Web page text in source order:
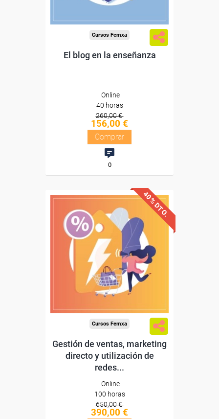
Cursos Femxa
El blog en la enseñanza
Online
40 horas
260,00 €
156,00 €
Comprar
0
40% DTO.
Descuentos especiales
Sin requisitos de acceso
Diploma
Compra segura
Cursos Femxa
Gestión de ventas, marketing
directo y utilización de
redes...
Online
100 horas
650,00 €
390,00 €